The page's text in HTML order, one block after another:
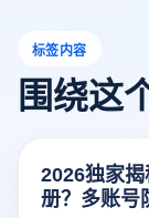
标签内容
围绕这
2026独家
册？多账号